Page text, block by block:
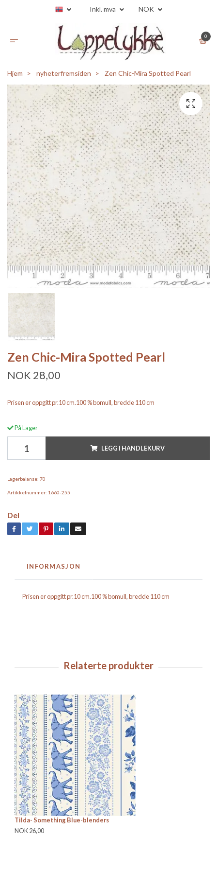
Inkl. mva NOK
0
Hjem nyheterfremsiden Zen Chic-Mira Spotted Pearl
Zen Chic-Mira Spotted Pearl
NOK 28,00
Prisen er oppgitt pr.10 cm.100 % bomull, bredde 110 cm
På Lager
LEGG I HANDLEKURV
Lagerbalanse: 70
Artikkelnummer: 1660-255
Del
INFORMASJON
Prisen er oppgitt pr.10 cm.100 % bomull, bredde 110 cm
Tilda- Something Blue-blenders
NOK 26,00